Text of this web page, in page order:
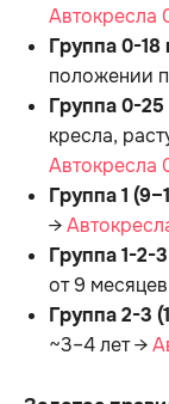
Автокресла
Группа 0-18
положении
Группа 0-
кресла,
Автокресла
Группа 1
→
Группа 1-2-
от 9
Группа 2-3
~3–4 лет →